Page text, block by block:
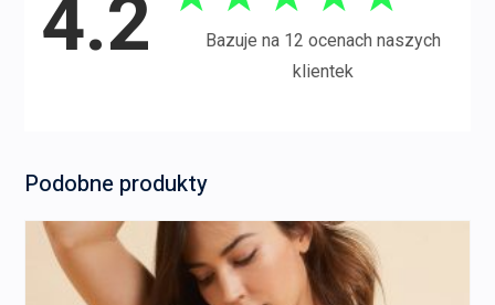
4.2
Bazuje na 12 ocenach naszych
klientek
Podobne produkty